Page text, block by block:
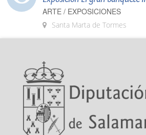
ARTE / EXPOSICIONES
Santa Marta de Tormes